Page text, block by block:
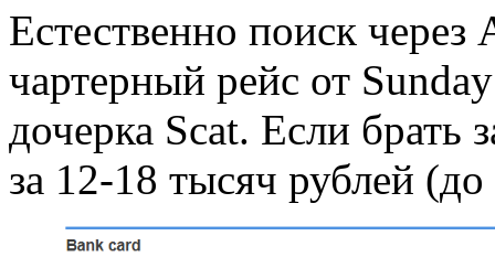
Естественно поиск
чартерный рейс от
дочерка Scat. Если брать
за 12-18 тысяч рублей